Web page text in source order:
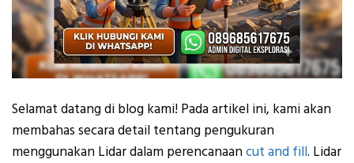
Selamat datang di blog kami! Pada artikel ini, kami akan
membahas secara detail tentang pengukuran
menggunakan Lidar dalam perencanaancut and fill. Lidar